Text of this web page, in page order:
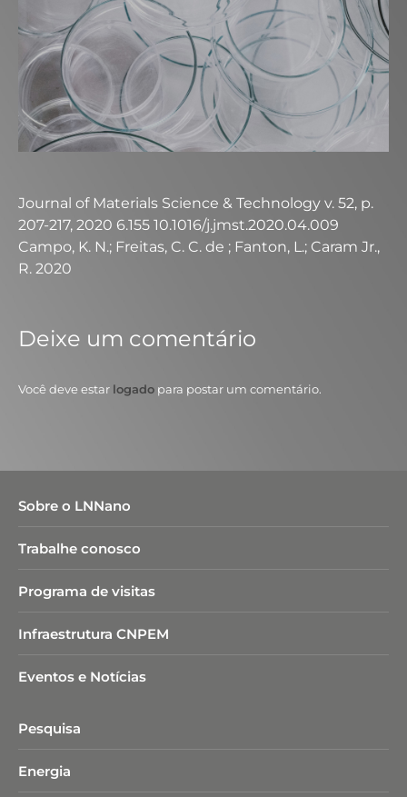
Journal of Materials Science & Technology v. 52, p.
207-217, 2020 6.155 10.1016/j.jmst.2020.04.009
Campo, K. N.; Freitas, C. C. de ; Fanton, L.; Caram Jr.,
R. 2020
Deixe um comentário
Você deve estar logado para postar um comentário.
Sobre o LNNano
Trabalhe conosco
Programa de visitas
Infraestrutura CNPEM
Eventos e Notícias
Pesquisa
Energia